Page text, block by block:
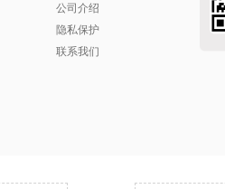
公司介绍
隐私保护
联系我们